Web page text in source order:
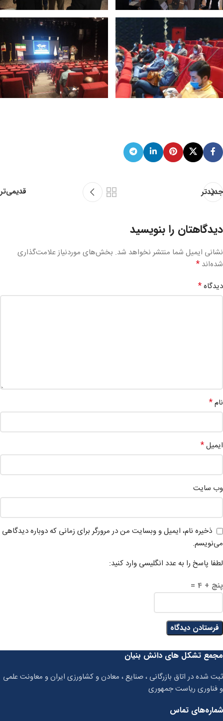
جدیدتر قدیمی‌تر
دیدگاهتان را بنویسید
نشانی ایمیل شما منتشر نخواهد شد. بخش‌های موردنیاز علامت‌گذاری
شده‌اند *
دیدگاه*
نام*
ایمیل*
وب‌ سایت
ذخیره نام، ایمیل و وبسایت من در مرورگر برای زمانی که دوباره دیدگاهی
می‌نویسم.
لطفا پاسخ را به عدد انگلیسی وارد کنید:
پنج + 4 =
مجمع تشکل های دانش بنیان
ثبت شده در اتاق بازرگانی ، صنایع ، معادن و کشاورزی ایران و معاونت علمی
و فناوری ریاست جمهوری
شماره‌های تماس